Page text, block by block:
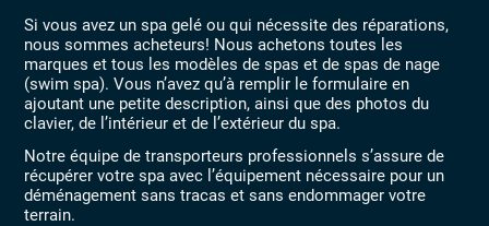
Si vous avez un spa gelé ou qui nécessite des réparations,
nous sommes acheteurs! Nous achetons toutes les
marques et tous les modèles de spas et de spas de nage
(swim spa). Vous n’avez qu’à remplir le formulaire en
ajoutant une petite description, ainsi que des photos du
clavier, de l’intérieur et de l’extérieur du spa.
Notre équipe de transporteurs professionnels s’assure de
récupérer votre spa avec l’équipement nécessaire pour un
déménagement sans tracas et sans endommager votre
terrain.